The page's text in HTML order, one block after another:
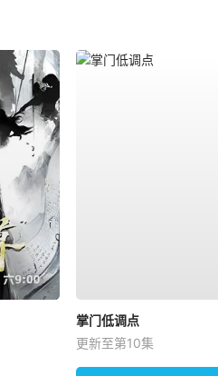
掌门低调点
更新至第10集